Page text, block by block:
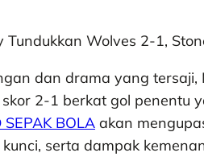
dan drama yang
2-1 berkat gol penentu
SEPAK BOLAakan
serta dampak